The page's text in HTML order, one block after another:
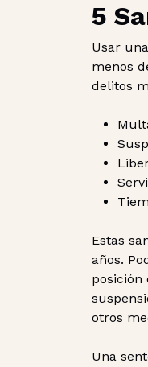
5
Usar
menos
delitos
Estas
años.
otros
Una